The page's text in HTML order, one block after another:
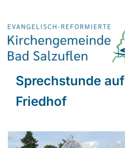
Sprechstunde
Friedhof